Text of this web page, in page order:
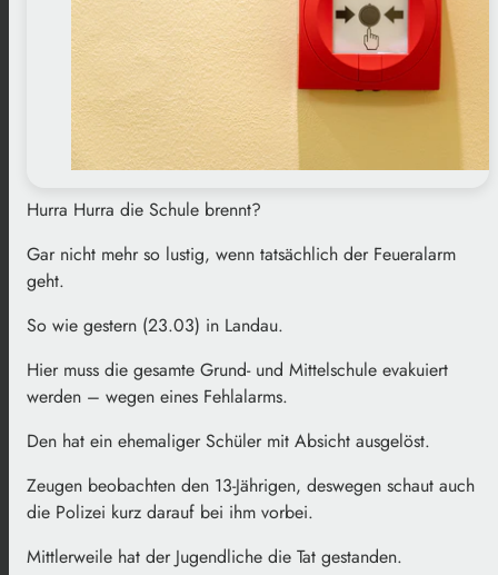
Hurra Hurra die Schule brennt?
Gar nicht mehr so lustig, wenn tatsächlich der Feueralarm
geht.
So wie gestern (23.03) in Landau.
Hier muss die gesamte Grund- und Mittelschule evakuiert
werden – wegen eines Fehlalarms.
Den hat ein ehemaliger Schüler mit Absicht ausgelöst.
Zeugen beobachten den 13-Jährigen, deswegen schaut auch
die Polizei kurz darauf bei ihm vorbei.
Mittlerweile hat der Jugendliche die Tat gestanden.